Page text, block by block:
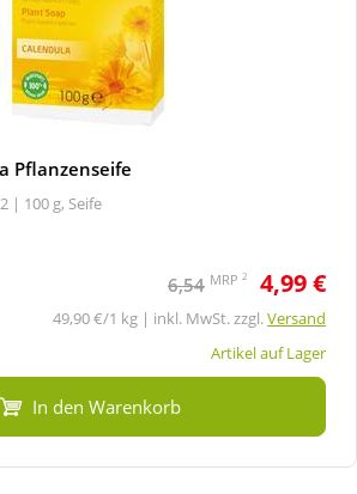
Pflanzenseife
| 100 g, Seife
6,54 MRP 2 4,99 €
49,90 €/1 kg | inkl. MwSt. zzgl.Versand
Artikel auf Lager
In den Warenkorb